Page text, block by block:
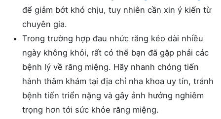
để giảm bớt khó chịu, tuy nhiên cần xin ý kiến từ
chuyên gia.
Trong trường hợp đau nhức răng kéo dài nhiều
ngày không khỏi, rất có thể bạn đã gặp phải các
bệnh lý về răng miệng. Hãy nhanh chóng tiến
hành thăm khám tại địa chỉ nha khoa uy tín, tránh
bệnh tiến triển nặng và gây ảnh hưởng nghiêm
trọng hơn tới sức khỏe răng miệng.